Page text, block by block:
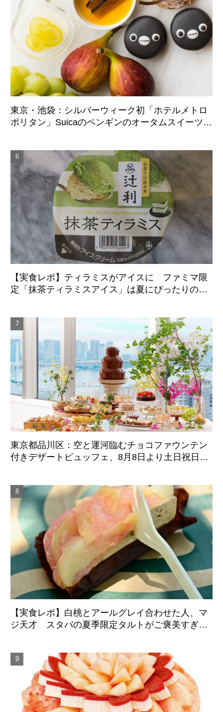
東京・池袋：シルバーウィーク初「ホテルメトロ
ポリタン」Suicaのペンギンのオータムスイーツビ
【実食レポ】ティラミスがアイスに ファミマ限
定「抹茶ティラミスアイス」は夏にぴったりの爽
東京都品川区：空と運河臨むチョコファウンテン
付きデザートビュッフェ、8月8日より土日祝日限
【実食レポ】白桃とアールグレイ合わせた人、マ
ジ天才 スタバの夏季限定タルトがご褒美すぎた